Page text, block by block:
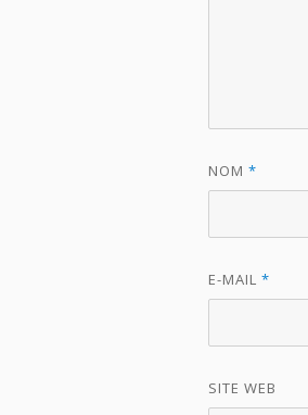
NOM *
E-MAIL *
SITE WEB